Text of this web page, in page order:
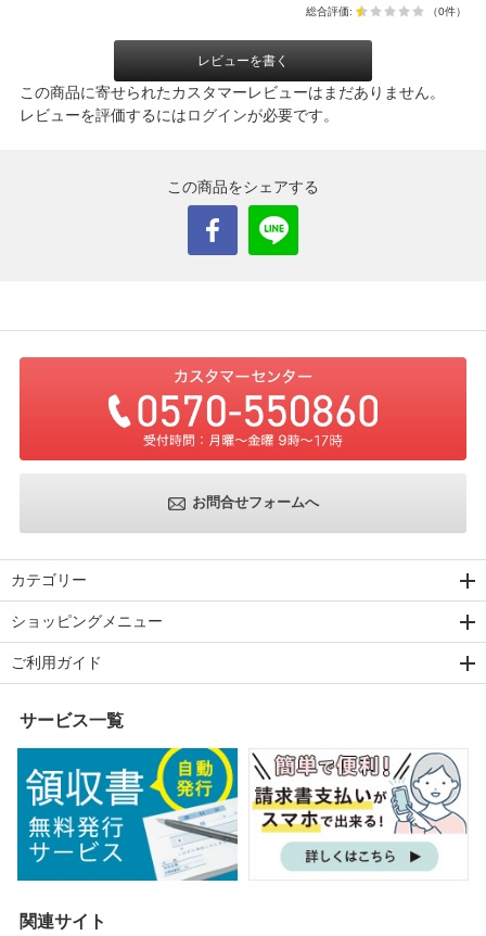
総合評価: （0件）
レビューを書く
この商品に寄せられたカスタマーレビューはまだありません。
レビューを評価するにはログインが必要です。
この商品をシェアする
お問合せフォームへ
カテゴリー
ショッピングメニュー
ご利用ガイド
サービス一覧
関連サイト